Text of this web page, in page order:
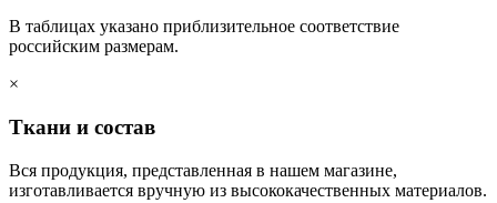
В таблицах указано приблизительное соответствие
российским размерам.
×
Ткани и состав
Вся продукция, представленная в нашем магазине,
изготавливается вручную из высококачественных материалов.